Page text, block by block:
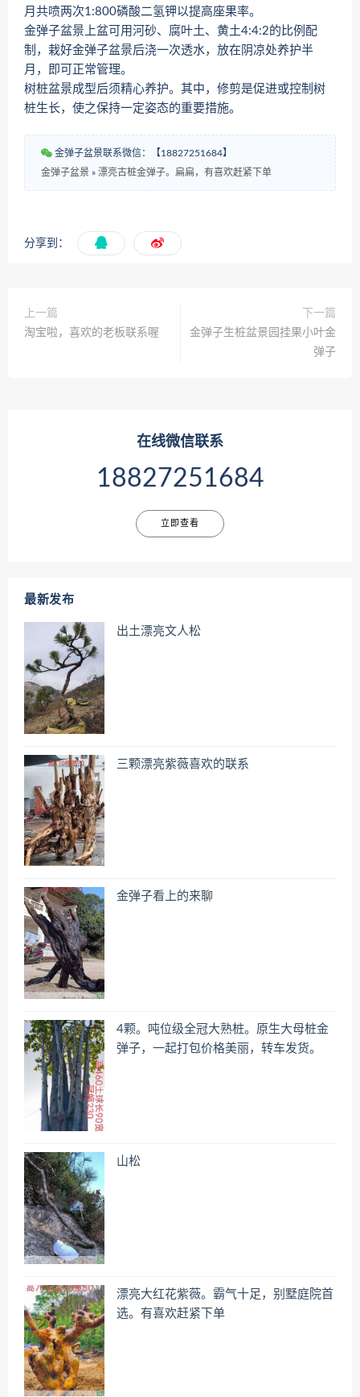
月共喷两次1:800磷酸二氢钾以提高座果率。
金弹子盆景上盆可用河砂、腐叶土、黄土4:4:2的比例配
制，栽好金弹子盆景后浇一次透水，放在阴凉处养护半
月，即可正常管理。
树桩盆景成型后须精心养护。其中，修剪是促进或控制树
桩生长，使之保持一定姿态的重要措施。
金弹子盆景联系微信：【18827251684】
金弹子盆景 » 漂亮古桩金弹子。扁扁，有喜欢赶紧下单
分享到：
上一篇
淘宝啦，喜欢的老板联系喔
下一篇
金弹子生桩盆景园挂果小叶金
弹子
在线微信联系
18827251684
立即查看
最新发布
出土漂亮文人松
三颗漂亮紫薇喜欢的联系
金弹子看上的来聊
4颗。吨位级全冠大熟桩。原生大母桩金
弹子，一起打包价格美丽，转车发货。
山松
漂亮大红花紫薇。霸气十足，别墅庭院首
选。有喜欢赶紧下单